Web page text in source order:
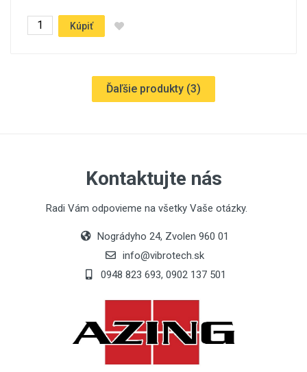
Kúpiť
Ďaľšie produkty (3)
Kontaktujte nás
Radi Vám odpovieme na všetky Vaše otázky.
Nográdyho 24, Zvolen 960 01
info@vibrotech.sk
0948 823 693, 0902 137 501